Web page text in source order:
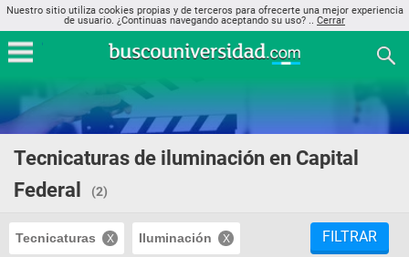
Nuestro sitio utiliza cookies propias y de terceros para ofrecerte una mejor experiencia
de usuario. ¿Continuas navegando aceptando su uso? .. Cerrar
Tecnicaturas de iluminación en Capital
Federal
(2)
Tecnicaturas Iluminación FILTRAR